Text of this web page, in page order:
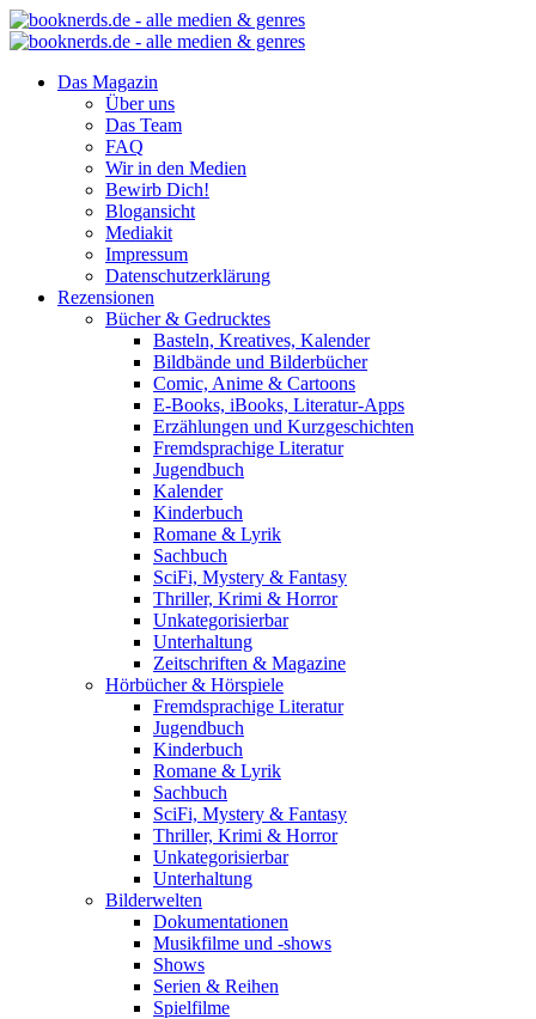
Das Magazin
Über uns
Das Team
FAQ
Wir in den Medien
Bewirb Dich!
Blogansicht
Mediakit
Impressum
Datenschutzerklärung
Rezensionen
Bücher & Gedrucktes
Basteln, Kreatives, Kalender
Bildbände und Bilderbücher
Comic, Anime & Cartoons
E-Books, iBooks, Literatur-Apps
Erzählungen und Kurzgeschichten
Fremdsprachige Literatur
Jugendbuch
Kalender
Kinderbuch
Romane & Lyrik
Sachbuch
SciFi, Mystery & Fantasy
Thriller, Krimi & Horror
Unkategorisierbar
Unterhaltung
Zeitschriften & Magazine
Hörbücher & Hörspiele
Fremdsprachige Literatur
Jugendbuch
Kinderbuch
Romane & Lyrik
Sachbuch
SciFi, Mystery & Fantasy
Thriller, Krimi & Horror
Unkategorisierbar
Unterhaltung
Bilderwelten
Dokumentationen
Musikfilme und -shows
Shows
Serien & Reihen
Spielfilme